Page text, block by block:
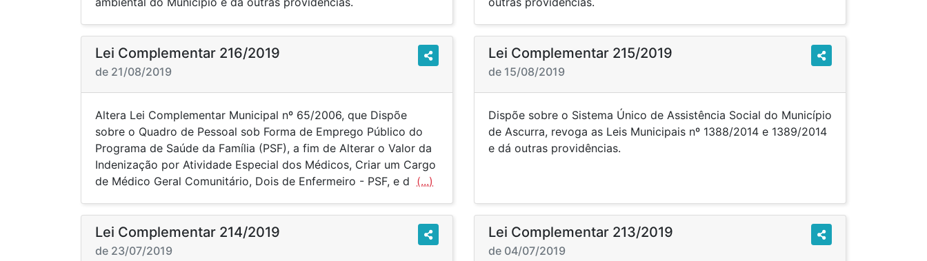
Lei Complementar 216/2019
de 21/08/2019
Altera Lei Complementar Municipal nº 65/2006, que Dispõe
sobre o Quadro de Pessoal sob Forma de Emprego Público do
Programa de Saúde da Família (PSF), a fim de Alterar o Valor da
Indenização por Atividade Especial dos Médicos, Criar um Cargo
de Médico Geral Comunitário, Dois de Enfermeiro - PSF, e d (...)
Lei Complementar 215/2019
de 15/08/2019
Dispõe sobre o Sistema Único de Assistência Social do Município
de Ascurra, revoga as Leis Municipais nº 1388/2014 e 1389/2014
e dá outras providências.
Lei Complementar 214/2019
de 23/07/2019
Lei Complementar 213/2019
de 04/07/2019